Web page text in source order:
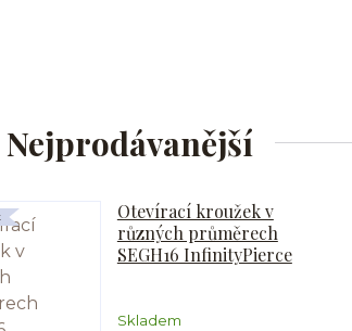
Nejprodávanější
Otevírací kroužek v
různých průměrech
SEGH16 InfinityPierce
Skladem